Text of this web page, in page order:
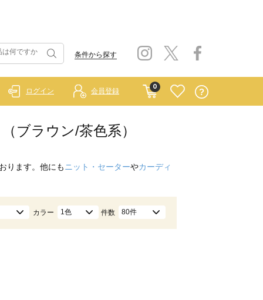
条件から探す
0
ログイン 会員登録
ブラウン/茶色系）
ります。他にも ニット・セーターやカーディ
カラー 1色 件数 80件